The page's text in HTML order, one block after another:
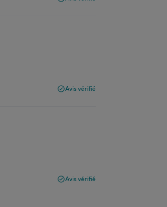
Avis vérifié
Avis vérifié